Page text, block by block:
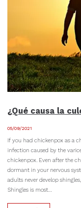
¿Qué causa la
05/09/2021
If you had chickenpox as a
infection caused by the
chickenpox. Even after the
dormant in your nervous
adults never develop
Shingles is most…